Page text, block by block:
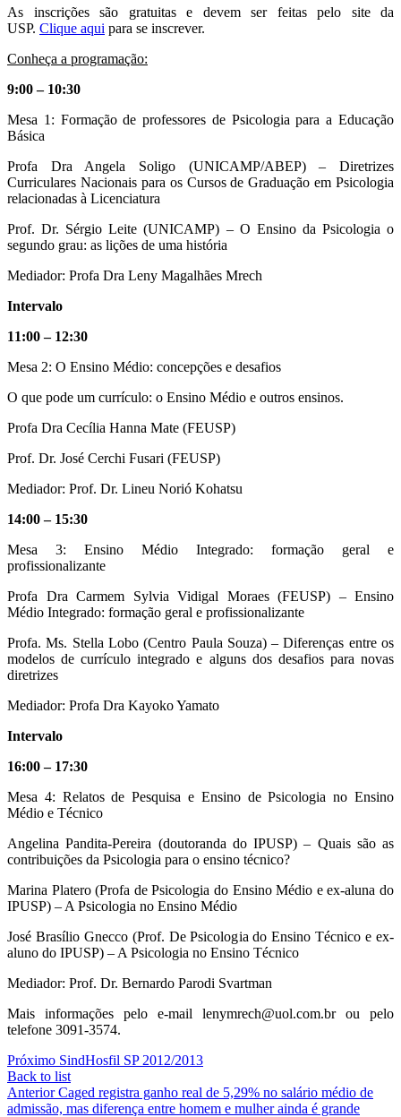
As inscrições são gratuitas e devem ser feitas pelo site da
USP. Clique aqui para se inscrever.
Conheça a programação:
9:00 – 10:30
Mesa 1: Formação de professores de Psicologia para a Educação
Básica
Profa Dra Angela Soligo (UNICAMP/ABEP) – Diretrizes
Curriculares Nacionais para os Cursos de Graduação em Psicologia
relacionadas à Licenciatura
Prof. Dr. Sérgio Leite (UNICAMP) – O Ensino da Psicologia o
segundo grau: as lições de uma história
Mediador: Profa Dra Leny Magalhães Mrech
Intervalo
11:00 – 12:30
Mesa 2: O Ensino Médio: concepções e desafios
O que pode um currículo: o Ensino Médio e outros ensinos.
Profa Dra Cecília Hanna Mate (FEUSP)
Prof. Dr. José Cerchi Fusari (FEUSP)
Mediador: Prof. Dr. Lineu Norió Kohatsu
14:00 – 15:30
Mesa 3: Ensino Médio Integrado: formação geral e
profissionalizante
Profa Dra Carmem Sylvia Vidigal Moraes (FEUSP) – Ensino
Médio Integrado: formação geral e profissionalizante
Profa. Ms. Stella Lobo (Centro Paula Souza) – Diferenças entre os
modelos de currículo integrado e alguns dos desafios para novas
diretrizes
Mediador: Profa Dra Kayoko Yamato
Intervalo
16:00 – 17:30
Mesa 4: Relatos de Pesquisa e Ensino de Psicologia no Ensino
Médio e Técnico
Angelina Pandita-Pereira (doutoranda do IPUSP) – Quais são as
contribuições da Psicologia para o ensino técnico?
Marina Platero (Profa de Psicologia do Ensino Médio e ex-aluna do
IPUSP) – A Psicologia no Ensino Médio
José Brasílio Gnecco (Prof. De Psicologia do Ensino Técnico e ex-
aluno do IPUSP) – A Psicologia no Ensino Técnico
Mediador: Prof. Dr. Bernardo Parodi Svartman
Mais informações pelo e-mail lenymrech@uol.com.br ou pelo
telefone 3091-3574.
Próximo SindHosfil SP 2012/2013
Back to list
Anterior Caged registra ganho real de 5,29% no salário médio de
admissão, mas diferença entre homem e mulher ainda é grande